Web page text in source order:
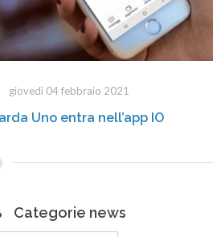
giovedì 04 febbraio 2021
Uno entra nell’app IO
Categorie news